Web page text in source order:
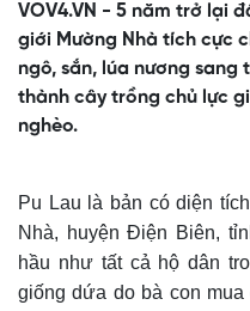
VOV4.VN - 5 năm trở lại
giới Mường Nhà tích cực
ngô, sắn, lúa nương
thành cây trồng chủ lực
nghèo.
Pu Lau là bản có diện
Nhà, huyện Điện Biên,
hầu như tất cả hộ dân
giống dứa do bà con